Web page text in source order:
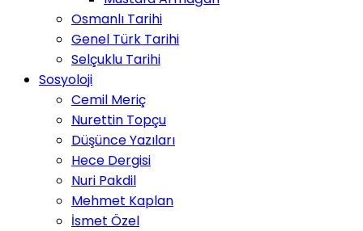
Osmanlı Tarihi
Genel Türk Tarihi
Selçuklu Tarihi
Sosyoloji
Cemil Meriç
Nurettin Topçu
Düşünce Yazıları
Hece Dergisi
Nuri Pakdil
Mehmet Kaplan
İsmet Özel